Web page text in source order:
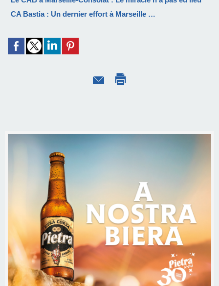
CA Bastia : Un dernier effort à Marseille …